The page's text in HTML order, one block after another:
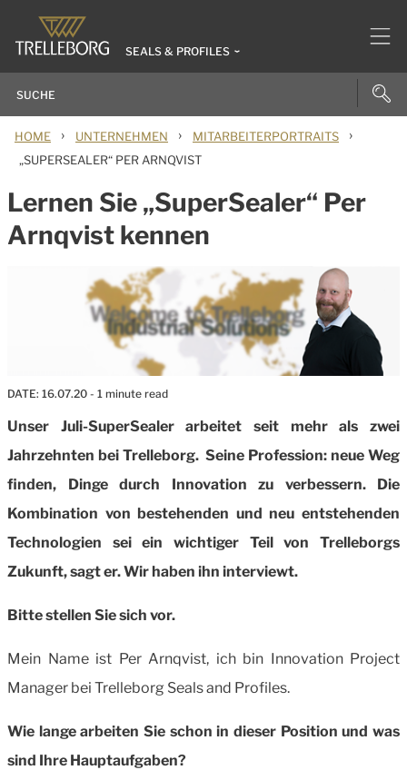
SEALS & PROFILES
HOME › UNTERNEHMEN › MITARBEITERPORTRAITS ›
„SUPERSEALER“ PER ARNQVIST
Lernen Sie „SuperSealer“ Per
Arnqvist kennen
DATE: 16.07.20 - 1 minute read
Unser Juli-SuperSealer arbeitet seit mehr als zwei
Jahrzehnten bei Trelleborg. Seine Profession: neue Weg
finden, Dinge durch Innovation zu verbessern. Die
Kombination von bestehenden und neu entstehenden
Technologien sei ein wichtiger Teil von Trelleborgs
Zukunft, sagt er.Wir haben ihn interviewt.
Bitte stellen Sie sich vor.
Mein Name ist Per Arnqvist, ich bin Innovation Project
Manager bei Trelleborg Seals and Profiles.
Wie lange arbeiten Sie schon in dieser Position und was
sind Ihre Hauptaufgaben?